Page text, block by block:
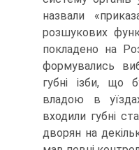
назвали
розшукових
покладено на
формувались
губні ізби, що
владою в
входили губні
дворян на